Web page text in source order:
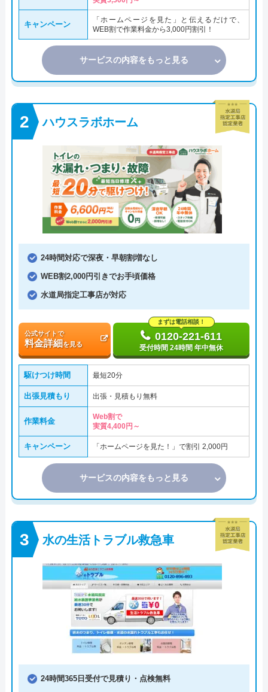
キャンペーン
「ホームページを見た」と伝えるだけで、
WEB割で作業料金から3,000円割引！
サービスの内容をもっと見る
ハウスラボホーム
24時間対応で深夜・早朝割増なし
WEB割2,000円引きでお手頃価格
水道局指定工事店が対応
公式サイトで
料金詳細を見る
まずは電話相談！
0120-221-611
受付時間 24時間 年中無休
駆けつけ時間 最短20分
出張見積もり 出張・見積もり無料
作業料金
Web割で
実質4,400円～
キャンペーン 「ホームページを見た！」で割引 2,000円
サービスの内容をもっと見る
水の生活トラブル救急車
24時間365日受付で見積り・点検無料